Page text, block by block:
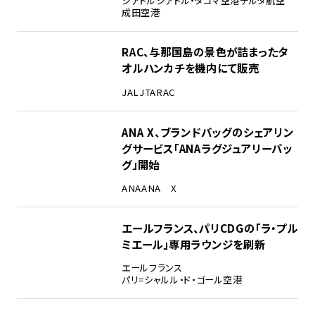
成田空港
RAC、与那国島の景色が詰まったタ
オルハンカチを機内にて販売
JALJTARAC
ANA X、ブランドバッグのシェアリン
グサービス「ANAラグジュアリーバッ
グ」開始
ANAANA X
エールフランス、パリCDGの「ラ・プル
ミエール」専用ラウンジを刷新
エールフランス
パリ=シャルル・ド・ゴール空港